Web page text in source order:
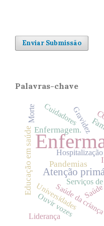
Enviar Submissão
Palavras-chave
Atenção
Enfermagem.
Educação em saúde Pandemias
Serviços
Saúde
Gravidez
Cuidadores
Saúde da criança
Universidades
Ouvir vozes
Hospitalização
Morte
Liderança